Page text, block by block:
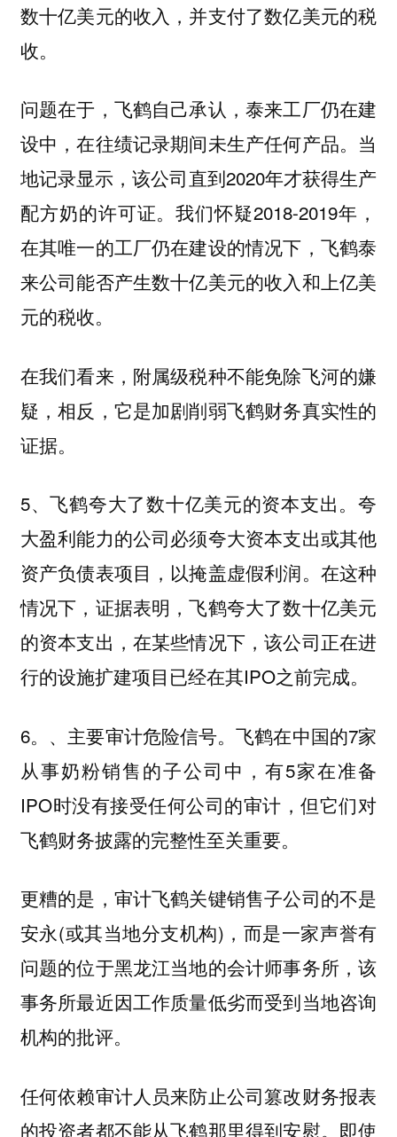
数十亿美元的收入，并支付了数亿美元的税
收。
问题在于，飞鹤自己承认，泰来工厂仍在建
设中，在往绩记录期间未生产任何产品。当
地记录显示，该公司直到2020年才获得生产
配方奶的许可证。我们怀疑2018-2019年，
在其唯一的工厂仍在建设的情况下，飞鹤泰
来公司能否产生数十亿美元的收入和上亿美
元的税收。
在我们看来，附属级税种不能免除飞河的嫌
疑，相反，它是加剧削弱飞鹤财务真实性的
证据。
5、飞鹤夸大了数十亿美元的资本支出。夸
大盈利能力的公司必须夸大资本支出或其他
资产负债表项目，以掩盖虚假利润。在这种
情况下，证据表明，飞鹤夸大了数十亿美元
的资本支出，在某些情况下，该公司正在进
行的设施扩建项目已经在其IPO之前完成。
6。、主要审计危险信号。飞鹤在中国的7家
从事奶粉销售的子公司中，有5家在准备
IPO时没有接受任何公司的审计，但它们对
飞鹤财务披露的完整性至关重要。
更糟的是，审计飞鹤关键销售子公司的不是
安永(或其当地分支机构)，而是一家声誉有
问题的位于黑龙江当地的会计师事务所，该
事务所最近因工作质量低劣而受到当地咨询
机构的批评。
任何依赖审计人员来防止公司篡改财务报表
的投资者都不能从飞鹤那里得到安慰。即使